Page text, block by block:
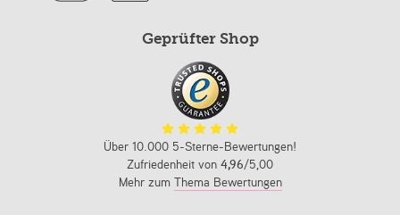
Geprüfter Shop
Über 10.000 5-Sterne-Bewertungen!
Zufriedenheit von 4,96/5,00
Mehr zum Thema Bewertungen